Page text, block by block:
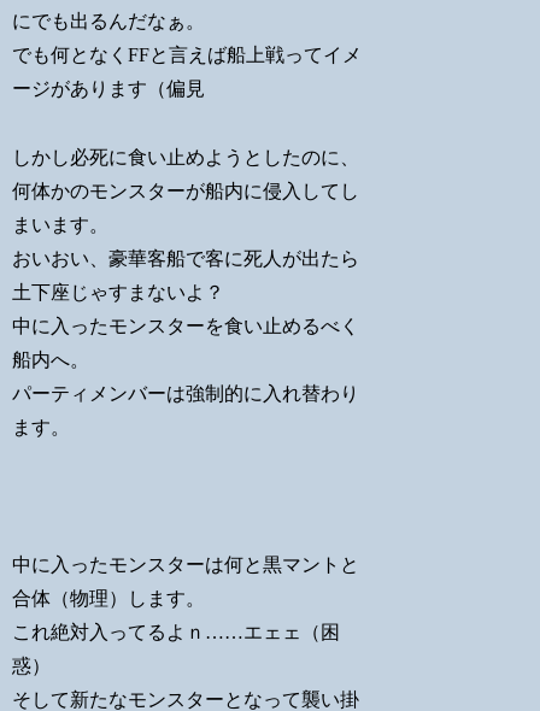
にでも出るんだなぁ。
でも何となくFFと言えば船上戦ってイメ
ージがあります（偏見
しかし必死に食い止めようとしたのに、
何体かのモンスターが船内に侵入してし
まいます。
おいおい、豪華客船で客に死人が出たら
土下座じゃすまないよ？
中に入ったモンスターを食い止めるべく
船内へ。
パーティメンバーは強制的に入れ替わり
ます。
中に入ったモンスターは何と黒マントと
合体（物理）します。
これ絶対入ってるよｎ……エェェ（困
惑）
そして新たなモンスターとなって襲い掛